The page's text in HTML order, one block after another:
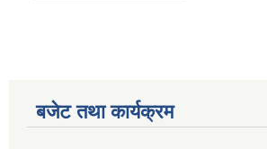
बजेट तथा कार्यक्रम